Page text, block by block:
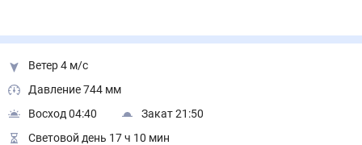
Ветер 4 м/с
Давление 744 мм
Восход 04:40
Закат 21:50
Световой день 17 ч 10 мин